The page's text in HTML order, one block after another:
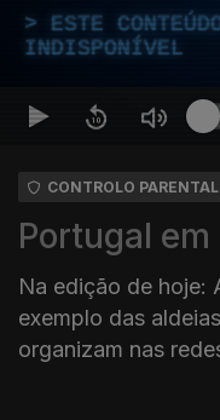
ESTE
INDISPONÍVEL
CONTROLO
Portugal
Na edição de hoje:
exemplo das
organizam nas